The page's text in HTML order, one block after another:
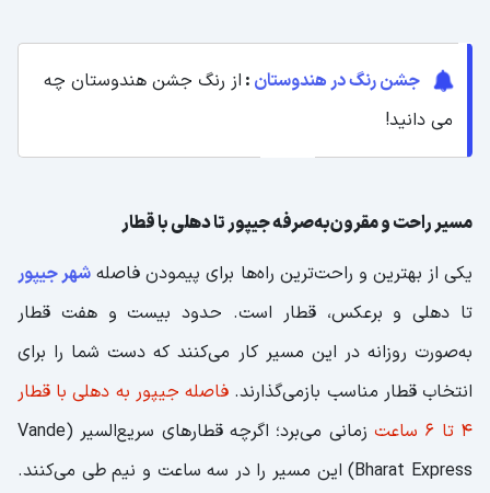
جشن رنگ در هندوستان : از رنگ جشن هندوستان چه
می دانید!
مسیر راحت و مقرون‌به‌صرفه جیپور تا دهلی با قطار
یکی از بهترین و راحت‌ترین راه‌ها برای پیمودن فاصله شهر جیپور
تا دهلی و برعکس، قطار است. حدود بیست و هفت قطار
به‌صورت روزانه در این مسیر کار می‌کنند که دست شما را برای
انتخاب قطار مناسب بازمی‌گذارند. فاصله جیپور به دهلی با قطار
4 تا 6 ساعت
زمانی می‌برد؛ اگرچه قطارهای سریع‌السیر (Vande
Bharat Express) این مسیر را در سه ساعت و نیم طی می‌کنند.